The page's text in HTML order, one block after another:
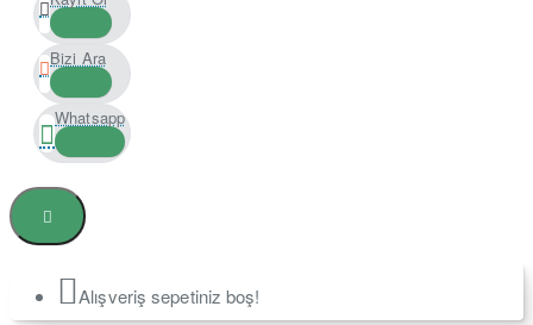
Bizi Ara
Whatsapp
Alışveriş sepetiniz boş!